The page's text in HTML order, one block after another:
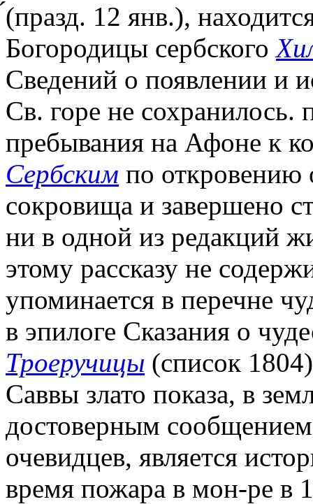
́(празд. 12 янв.),
Богородицы сербского
Сведений о появлении и
Св. горе не сохранилось.
пребывания на Афоне к
Сербским по откровению
сокровища и завершено
ни в одной из редакций
этому рассказу не
упоминается в перечне
в эпилоге Сказания о
Троеручицы (список
Саввы злато показа, в
достоверным
очевидцев, является
время пожара в мон-ре в